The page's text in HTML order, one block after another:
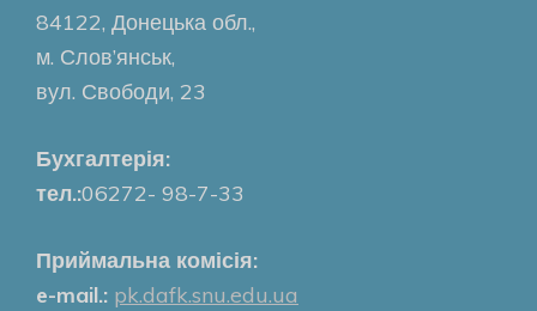
84122, Донецька обл.,
м. Слов’янськ,
вул. Свободи, 23
Бухгалтерія:
тел.:06272- 98-7-33
Приймальна комісія:
e-mail.: pk.dafk.snu.edu.ua